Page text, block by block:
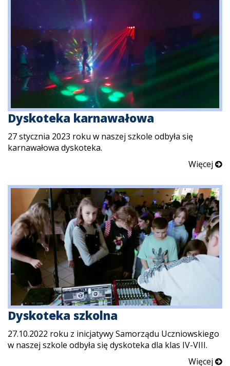
Dyskoteka karnawałowa
27 stycznia 2023 roku w naszej szkole odbyła się
karnawałowa dyskoteka.
Więcej
Dyskoteka szkolna
27.10.2022 roku z inicjatywy Samorządu Uczniowskiego
w naszej szkole odbyła się dyskoteka dla klas IV-VIII.
Więcej